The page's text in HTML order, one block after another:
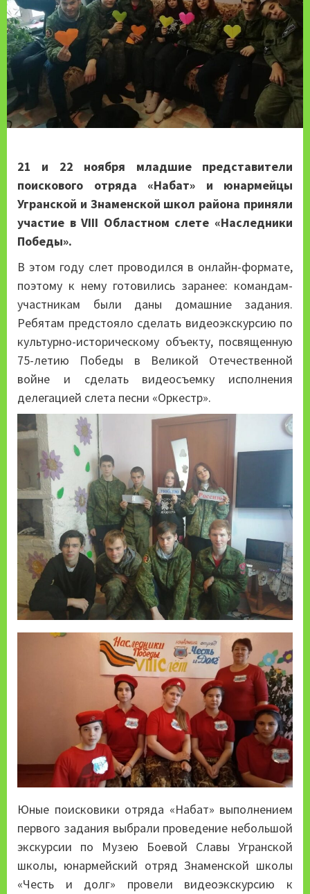
21 и 22 ноября младшие представители
поискового отряда «Набат» и юнармейцы
Угранской и Знаменской школ района приняли
участие в VIII Областном слете «Наследники
Победы».
В этом году слет проводился в онлайн-формате,
поэтому к нему готовились заранее: командам-
участникам были даны домашние задания.
Ребятам предстояло сделать видеоэкскурсию по
культурно-историческому объекту, посвященную
75-летию Победы в Великой Отечественной
войне и сделать видеосъемку исполнения
делегацией слета песни «Оркестр».
Юные поисковики отряда «Набат» выполнением
первого задания выбрали проведение небольшой
экскурсии по Музею Боевой Славы Угранской
школы, юнармейский отряд Знаменской школы
«Честь и долг» провели видеоэкскурсию к